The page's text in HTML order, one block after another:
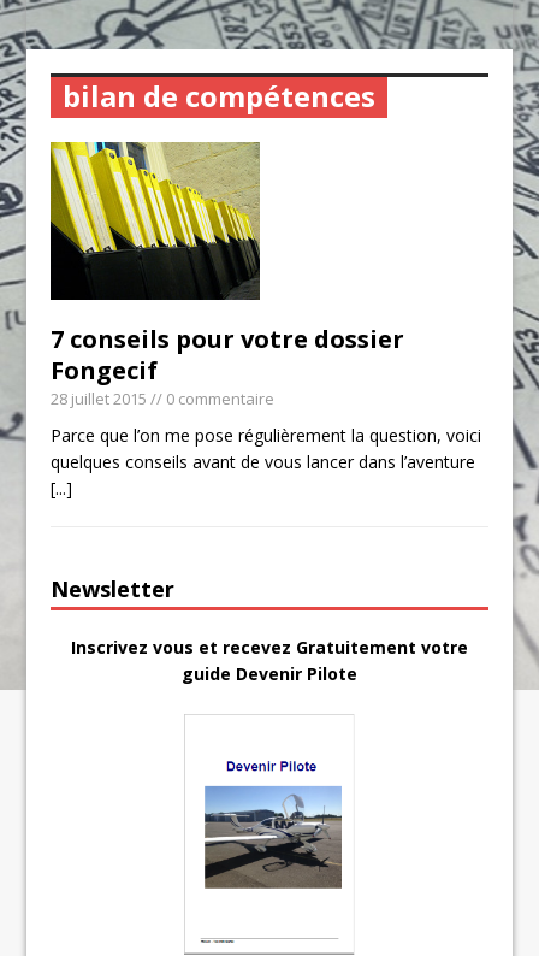
bilan de compétences
7 conseils pour votre dossier
Fongecif
28 juillet 2015 // 0 commentaire
Parce que l’on me pose régulièrement la question, voici
quelques conseils avant de vous lancer dans l’aventure
[...]
Newsletter
Inscrivez vous et recevez Gratuitement votre
guide Devenir Pilote